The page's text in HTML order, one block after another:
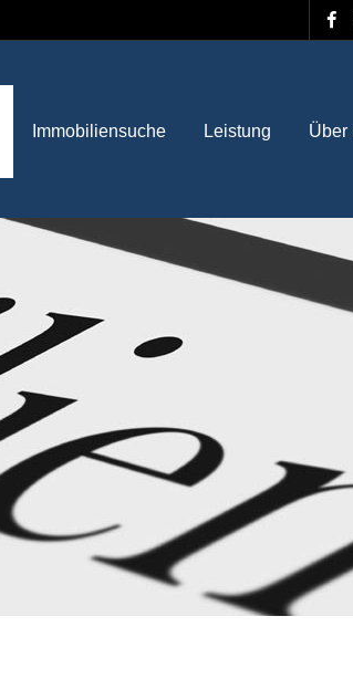
Immobiliensuche Leistung Über